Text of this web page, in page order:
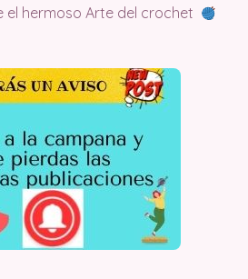
el hermoso Arte del crochet